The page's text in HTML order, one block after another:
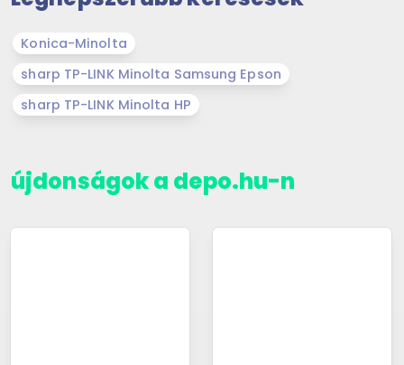
Konica-Minolta
sharp TP-LINK Minolta Samsung Epson
sharp TP-LINK Minolta HP
újdonságok a depo.hu-n